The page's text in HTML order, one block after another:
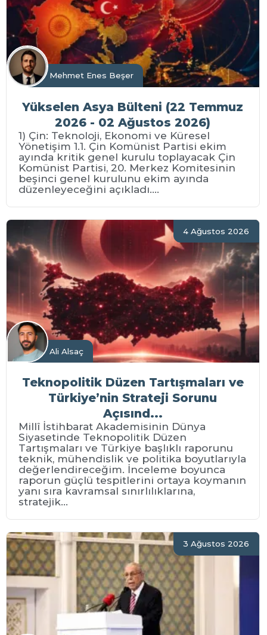
Mehmet Enes Beşer
Yükselen Asya Bülteni (22 Temmuz
2026 - 02 Ağustos 2026)
1) Çin: Teknoloji, Ekonomi ve Küresel
Yönetişim 1.1. Çin Komünist Partisi ekim
ayında kritik genel kurulu toplayacak Çin
Komünist Partisi, 20. Merkez Komitesinin
beşinci genel kurulunu ekim ayında
düzenleyeceğini açıkladı....
4 Ağustos 2026
Ali Alsaç
Teknopolitik Düzen Tartışmaları ve
Türkiye’nin Strateji Sorunu
Açısınd...
Millî İstihbarat Akademisinin Dünya
Siyasetinde Teknopolitik Düzen
Tartışmaları ve Türkiye başlıklı raporunu
teknik, mühendislik ve politika boyutlarıyla
değerlendireceğim. İnceleme boyunca
raporun güçlü tespitlerini ortaya koymanın
yanı sıra kavramsal sınırlılıklarına,
stratejik...
3 Ağustos 2026